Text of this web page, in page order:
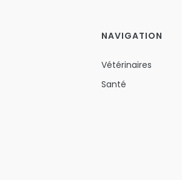
NAVIGATION
Vétérinaires
Santé